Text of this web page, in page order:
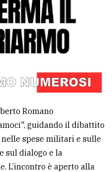
Romano
guidando il dibattito
spese militari e sulle
sul dialogo e la
L’incontro è aperto alla